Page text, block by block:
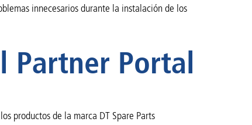
innecesarios durante la instalación de los
Partner Portal
productos de la marca DT Spare Parts